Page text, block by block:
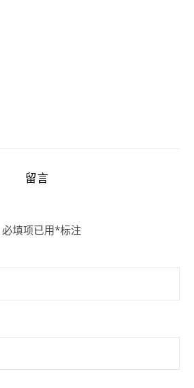
留言
必填项已用*标注